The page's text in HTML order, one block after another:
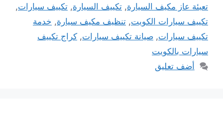
تعبئة عاز مكيف السيارة, تكييف السيارة, تكييف سيارات,
تكييف سيارات الكويت, تنظيف مكيف سيارة, خدمة
تكييف سيارات, صيانة تكييف سيارات, كراج تكييف
سيارات بالكويت
أضف تعليق